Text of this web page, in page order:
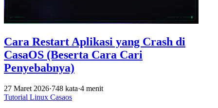
Cara Restart Aplikasi yang Crash di
CasaOS (Beserta Cara Cari
Penyebabnya)
27 Maret 2026·748 kata·4 menit
Tutorial Linux Casaos